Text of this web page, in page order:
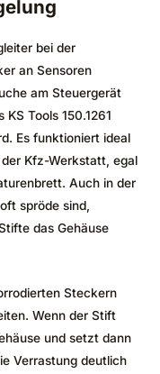
bei der
an Sensoren
am Steuergerät
Tools 150.1261
Es funktioniert ideal
Kfz-Werkstatt, egal
Auch in der
spröde sind,
das Gehäuse
Steckern
Wenn der Stift
und setzt dann
Verrastung deutlich